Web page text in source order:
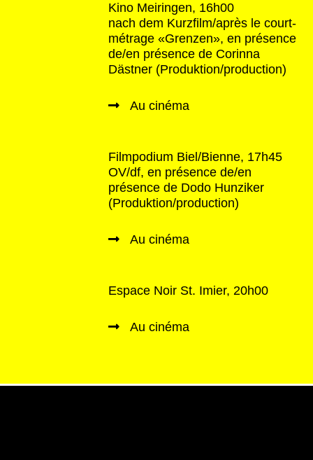
Kino Meiringen, 16h00
nach dem Kurzfilm/après le court-
métrage «Grenzen», en présence
de/en présence de Corinna
Dästner (Produktion/production)
Au cinéma
Filmpodium Biel/Bienne, 17h45
OV/df, en présence de/en
présence de Dodo Hunziker
(Produktion/production)
Au cinéma
Espace Noir St. Imier, 20h00
Au cinéma